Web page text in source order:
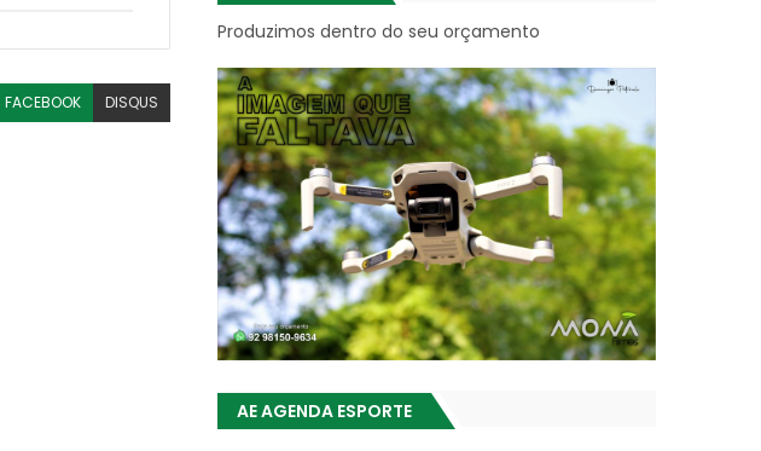
FACEBOOK DISQUS
Produzimos dentro do seu orçamento
AE AGENDA ESPORTE